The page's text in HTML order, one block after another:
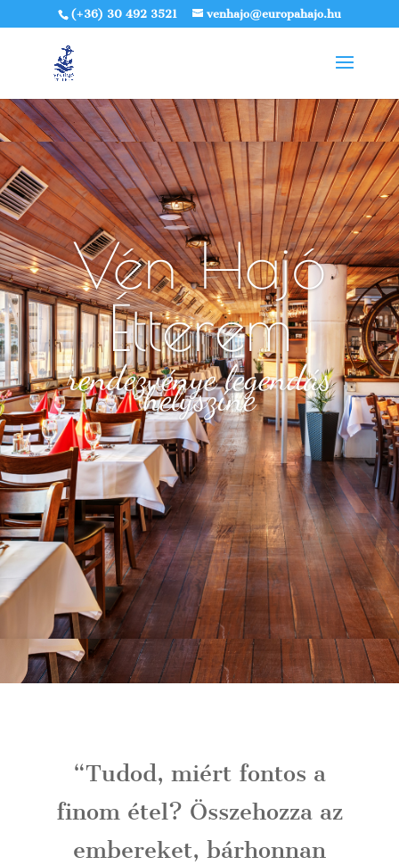
(+36) 30 492 3521 venhajo@europahajo.hu
Vén Hajó
Étterem
rendezvénye legendás
helyszíne
“Tudod, miért fontos a
finom étel? Összehozza az
embereket, bárhonnan